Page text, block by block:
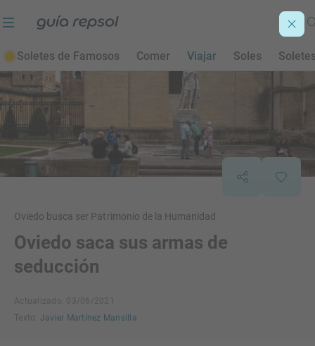
Soletes de Famosos Comer Viajar Soles
Oviedo busca ser Patrimonio de la Humanidad
Oviedo saca sus armas de
seducción
Actualizado: 03/06/2021
Texto: Javier Martínez Mansilla